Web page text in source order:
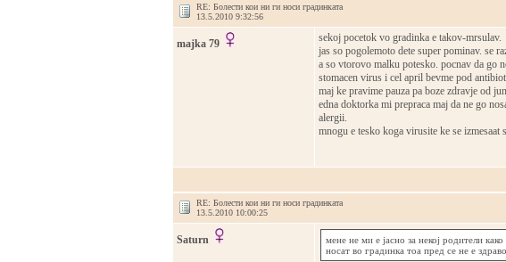
RE: Болести кои ни ги носи градинката
13.5.2010 9:32:56
majka 79
sekoj pocetok vo gradinka e takov-mrsulav.
jas so pogolemoto dete super pominav. se
a so vtorovo malku potesko. pocnav da go
stomacen virus i cel april bevme pod
maj ke pravime pauza pa boze zdravje od
edna doktorka mi prepraca maj da ne go
alergii.
mnogu e tesko koga virusite ke se izmesaat
RE: Болести кои ни ги носи градинката
13.5.2010 10:00:25
Saturn
мене не ми е јасно за некој родители
носат во градинка тоа пред се не е